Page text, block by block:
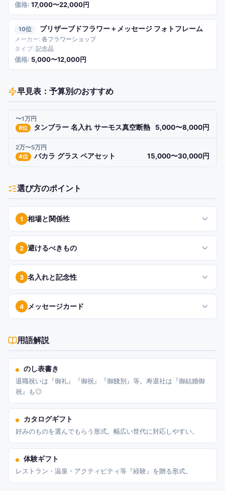
17,000〜22,000円
10 プリザーブドフラワー＋メッセージ フォトフレーム
各フラワーショップ
記念品
5,000〜12,000円
早見表：予算別のおすすめ
〜1万円
8位 タンブラー 名入れ サーモス真空断熱 5,000〜8,000円
2万〜5万円
4位 バカラ グラス ペアセット 15,000〜30,000円
選び方のポイント
1 相場と関係性
2 避けるべきもの
3 名入れと記念性
4 メッセージカード
用語解説
のし表書き
退職祝いは『御礼』『御祝』『御餞別』等。寿退社は『御結婚御
祝』も◎
カタログギフト
好みのものを選んでもらう形式。幅広い世代に対応しやすい。
体験ギフト
レストラン・温泉・アクティビティ等『経験』を贈る形式。